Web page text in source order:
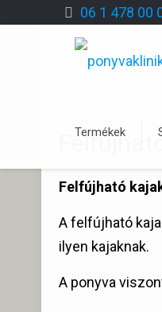
06 1 478 00
Termékek
Felfújható
A felfújható
ilyen kajaknak.
A ponyva